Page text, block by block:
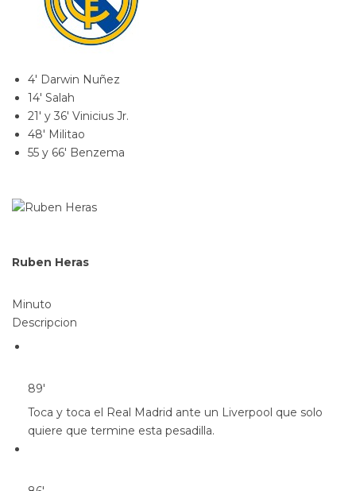
4′ Darwin Nuñez
14′ Salah
21′ y 36′ Vinicius Jr.
48′ Militao
55 y 66′ Benzema
Ruben Heras
Minuto
Descripcion
89′
Toca y toca el Real Madrid ante un Liverpool que solo
quiere que termine esta pesadilla.